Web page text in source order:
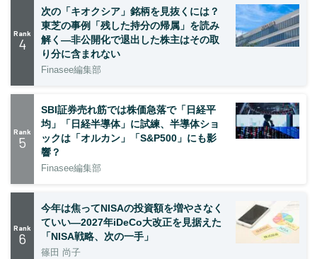
Rank
4
次の「キオクシア」銘柄を見抜くには？
東芝の事例「残した持分の帰属」を読み
解く—非公開化で退出した株主はその取
り分に含まれない
Finasee編集部
Rank
5
SBI証券売れ筋では株価急落で「日経平
均」「日経半導体」に試練、半導体ショ
ックは「オルカン」「S&P500」にも影
響？
Finasee編集部
Rank
6
今年は焦ってNISAの投資額を増やさなく
ていい―2027年iDeCo大改正を見据えた
「NISA戦略、次の一手」
篠田 尚子